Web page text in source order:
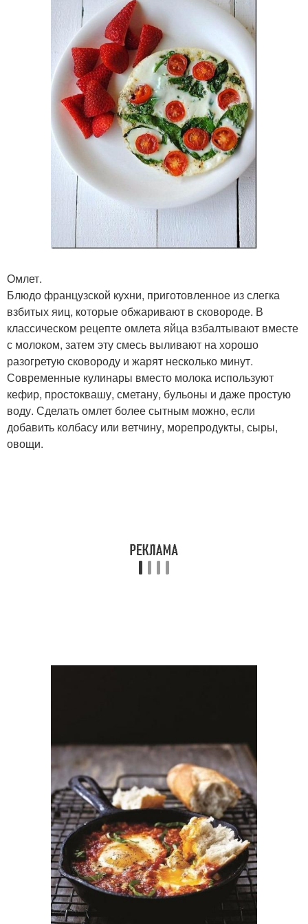
Омлет.
Блюдо французской кухни, приготовленное из слегка
взбитых яиц, которые обжаривают в сковороде. В
классическом рецепте омлета яйца взбалтывают вместе
с молоком, затем эту смесь выливают на хорошо
разогретую сковороду и жарят несколько минут.
Современные кулинары вместо молока используют
кефир, простоквашу, сметану, бульоны и даже простую
воду. Сделать омлет более сытным можно, если
добавить колбасу или ветчину, морепродукты, сыры,
овощи.